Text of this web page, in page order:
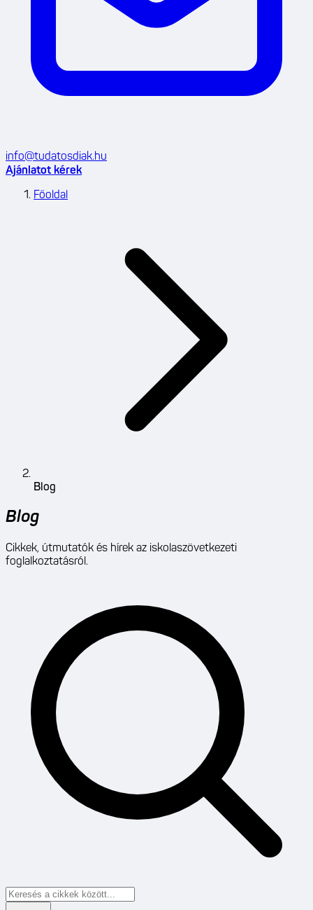
info@tudatosdiak.hu
Ajánlatot kérek
Főoldal
Blog
Blog
Cikkek, útmutatók és hírek az iskolaszövetkezeti
foglalkoztatásról.